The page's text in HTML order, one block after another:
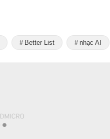
Better List nhạc AI